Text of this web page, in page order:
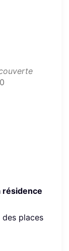
résidence
places